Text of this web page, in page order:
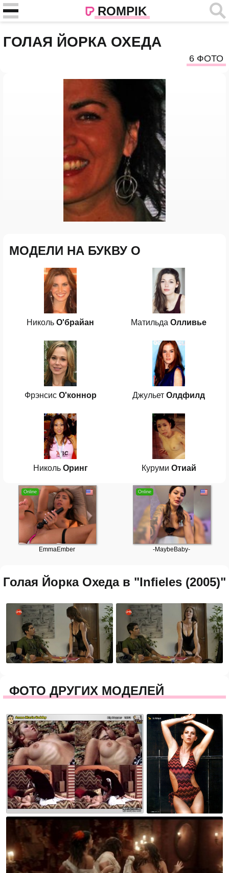
ROMPIK
ГОЛАЯ ЙОРКА ОХЕДА
6 ФОТО
МОДЕЛИ НА БУКВУ О
Николь О'брайан Матильда Олливье
Фрэнсис О'коннор Джульет Олдфилд
Николь Оринг Куруми Отиай
Голая Йорка Охеда в "Infieles (2005)"
ФОТО ДРУГИХ МОДЕЛЕЙ